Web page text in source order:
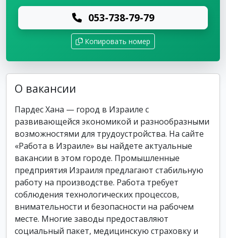
053-738-79-79
Копировать номер
О вакансии
Пардес Хана — город в Израиле с
развивающейся экономикой и разнообразными
возможностями для трудоустройства. На сайте
«Работа в Израиле» вы найдете актуальные
вакансии в этом городе. Промышленные
предприятия Израиля предлагают стабильную
работу на производстве. Работа требует
соблюдения технологических процессов,
внимательности и безопасности на рабочем
месте. Многие заводы предоставляют
социальный пакет, медицинскую страховку и